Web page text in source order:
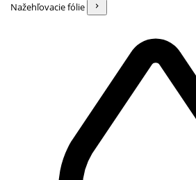
Nažehľovacie fólie